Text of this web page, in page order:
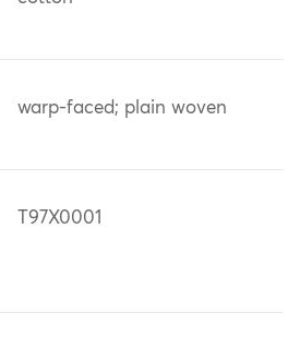
warp-faced; plain woven
T97X0001